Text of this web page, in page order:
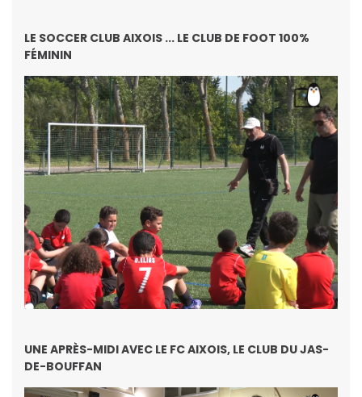
LE SOCCER CLUB AIXOIS ... LE CLUB DE FOOT 100%
FÉMININ
UNE APRÈS-MIDI AVEC LE FC AIXOIS, LE CLUB DU JAS-
DE-BOUFFAN